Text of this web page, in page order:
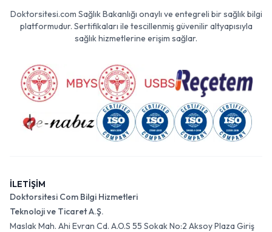
Doktorsitesi.com Sağlık Bakanlığı onaylı ve entegreli bir sağlık bilgi
platformudur. Sertifikaları ile tescillenmiş güvenilir altyapısıyla
sağlık hizmetlerine erişim sağlar.
İLETİŞİM
Doktorsitesi Com Bilgi Hizmetleri
Teknoloji ve Ticaret A.Ş.
Maslak Mah. Ahi Evran Cd. A.O.S 55 Sokak No:2 Aksoy Plaza Giriş